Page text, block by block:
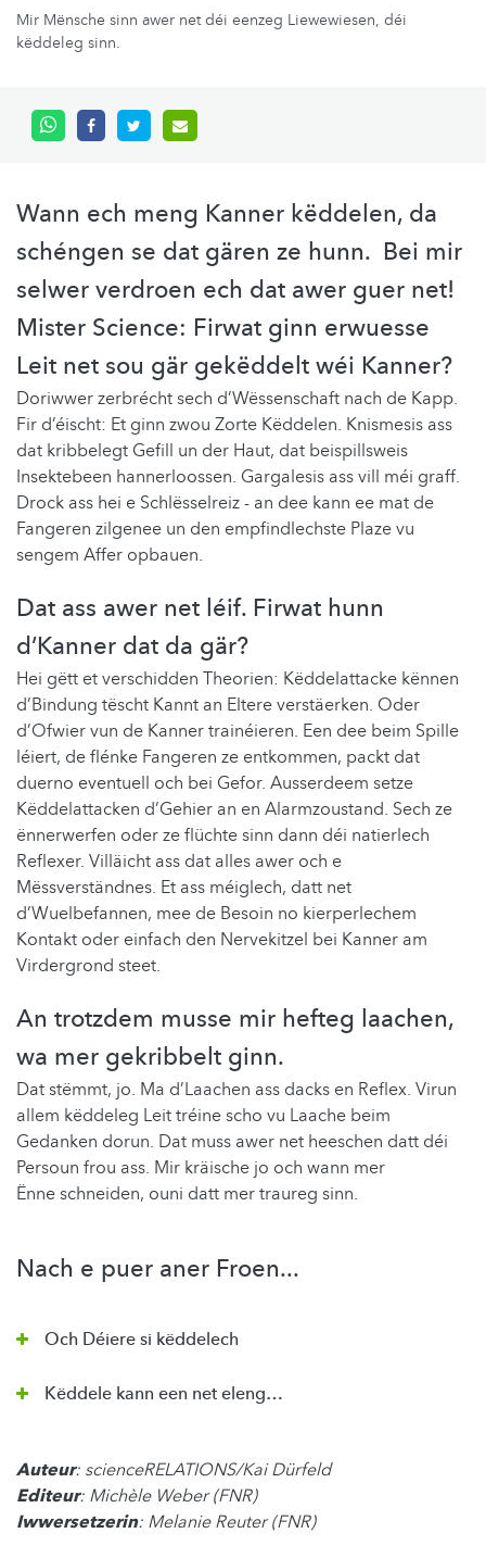
Mir Mënsche sinn awer net déi eenzeg Liewewiesen, déi
këddeleg sinn.
Wann ech meng Kanner këddelen, da
schéngen se dat gären ze hunn. Bei mir
selwer verdroen ech dat awer guer net!
Mister Science: Firwat ginn erwuesse
Leit net sou gär gekëddelt wéi Kanner?
Doriwwer zerbrécht sech d’Wëssenschaft nach de Kapp.
Fir d’éischt: Et ginn zwou Zorte Këddelen. Knismesis ass
dat kribbelegt Gefill un der Haut, dat beispillsweis
Insektebeen hannerloossen. Gargalesis ass vill méi graff.
Drock ass hei e Schlësselreiz - an dee kann ee mat de
Fangeren zilgenee un den empfindlechste Plaze vu
sengem Affer opbauen.
Dat ass awer net léif. Firwat hunn
d’Kanner dat da gär?
Hei gëtt et verschidden Theorien: Këddelattacke kënnen
d’Bindung tëscht Kannt an Eltere verstäerken. Oder
d’Ofwier vun de Kanner trainéieren. Een dee beim Spille
léiert, de flénke Fangeren ze entkommen, packt dat
duerno eventuell och bei Gefor. Ausserdeem setze
Këddelattacken d’Gehier an en Alarmzoustand. Sech ze
ënnerwerfen oder ze flüchte sinn dann déi natierlech
Reflexer. Villäicht ass dat alles awer och e
Mëssverständnes. Et ass méiglech, datt net
d’Wuelbefannen, mee de Besoin no kierperlechem
Kontakt oder einfach den Nervekitzel bei Kanner am
Virdergrond steet.
An trotzdem musse mir hefteg laachen,
wa mer gekribbelt ginn.
Dat stëmmt, jo. Ma d’Laachen ass dacks en Reflex. Virun
allem këddeleg Leit tréine scho vu Laache beim
Gedanken dorun. Dat muss awer net heeschen datt déi
Persoun frou ass. Mir kräische jo och wann mer
Ënne schneiden, ouni datt mer traureg sinn.
Nach e puer aner Froen...
Och Déiere si këddelech
Këddele kann een net eleng…
Auteur: scienceRELATIONS/Kai Dürfeld
Editeur: Michèle Weber (FNR)
Iwwersetzerin: Melanie Reuter (FNR)